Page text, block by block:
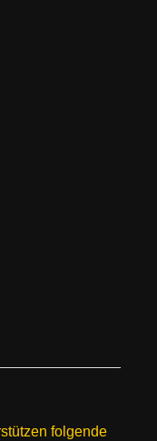
folgende